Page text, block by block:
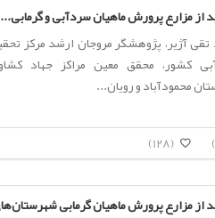
از مزارع پرورش ماهیان سردآبی و گرمابی...
آژیر، پژوهشگر مروجان ارشد مرکز
کشور، محقق معین مراکز جهاد
محمودآباد و رویان...
(128)
از مزارع پرورش ماهیان گرمابی